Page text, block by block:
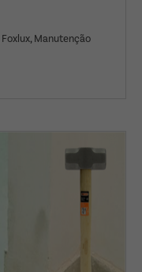
Foxlux, Manutenção